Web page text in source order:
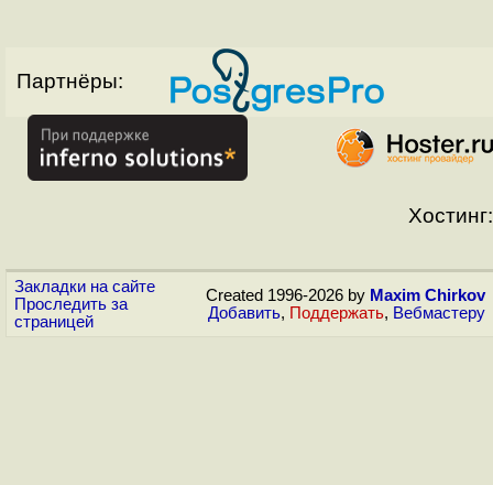
Партнёры:
Хостинг:
Закладки на сайте
Проследить за
страницей
Created 1996-2026 by Maxim Chirkov
Добавить, Поддержать, Вебмастеру